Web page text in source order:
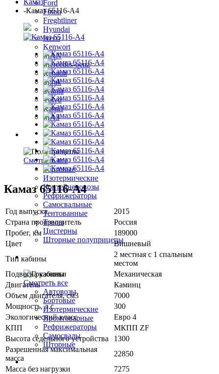
Ford
Foton
Freghtliner
Hyundai
Iveco
Kenwort
MAN
Mercedes-benz
Renault
Sitrak
Scania
Volvo
Камаз
МАЗ
Полуприцепы
Смотреть все
Бортовые
Изотермические
Контейнеровозы
Рефрижераторы
Самосвальные
Тентованные
Тралы
Цистерны
Шторные полуприцепы
Грузовики
Смотреть все
Автовозы
Бортовые
Изотермические
Промтоварные
Рефрижераторы
Самосвалы
Шторные
Коммерческие авто
Камаз
-Камаз 65116-А4
Камаз 65116-А4
Год выпуска
2015
Страна производитель
Россия
Пробег, км
189000
Цвет
Вишневый
Тип кабины
2 местная с 1 спальным
местом
Подвеска кабины
Механическая
Двигатель
Каминц
Объем двигателя, см3
7000
Мощность, л.с
300
Экологический класс
Евро 4
КПП
МКПП ZF
Высота седельного устройства
1300
Разрешенная максимальная
масса
22850
Масса без нагрузки
7275